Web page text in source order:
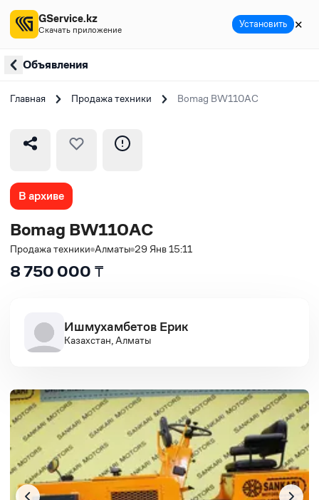
Объявления
Главная Продажа техники Bomag BW110AC
В архиве
Bomag BW110AC
Продажа техники Алматы 29 Янв 15:11
8 750 000 ₸
Ишмухамбетов Ерик
Казахстан, Алматы
GService.kz
Скачать приложение Установить ✕